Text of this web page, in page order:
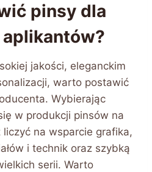
pinsy dla
jakości, eleganckim
warto postawić
Wybierając
w produkcji pinsów na
na wsparcie grafika,
i technik oraz szybką
serii. Warto